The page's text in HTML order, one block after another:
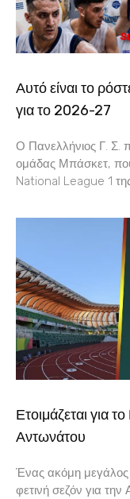
Αυτό είναι το
για το 2026-27
Ο Πανελλήνιος Γ. Σ.
ομάδας Μπάσκετ,
National League 1
Ετοιμάζεται για
Αντωνάτου
Ένας ακόμη μεγάλος
φετινή σεζόν για